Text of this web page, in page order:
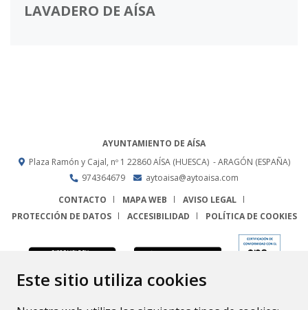
Este sitio utiliza cookies
LAVADERO DE AÍSA
AYUNTAMIENTO DE AÍSA
Plaza Ramón y Cajal, nº 1 22860 AÍSA (HUESCA) - ARAGÓN (ESPAÑA)
974364679
aytoaisa@aytoaisa.com
CONTACTO
MAPA WEB
AVISO LEGAL
PROTECCIÓN DE DATOS
ACCESIBILIDAD POLÍTICA DE COOKIES